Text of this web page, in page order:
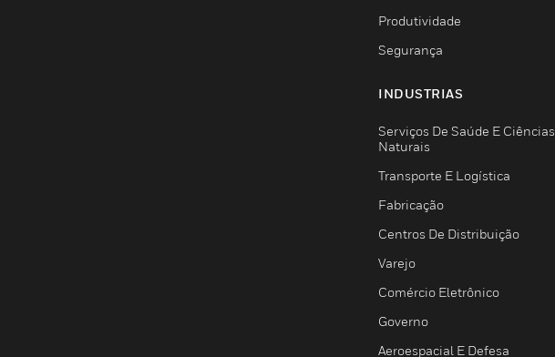
Produtividade
Segurança
INDUSTRIAS
Serviços De Saúde E Ciências
Naturais
Transporte E Logística
Fabricação
Centros De Distribuição
Varejo
Comércio Eletrônico
Governo
Aeroespacial E Defesa